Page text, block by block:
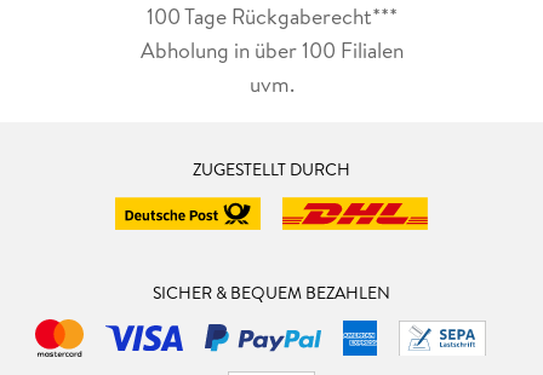
100 Tage Rückgaberecht***
Abholung in über 100 Filialen
uvm.
ZUGESTELLT DURCH
SICHER & BEQUEM BEZAHLEN